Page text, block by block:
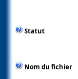
Statut
Nom du fichier